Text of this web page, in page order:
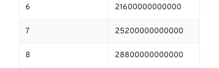
6 21600000000000
7 25200000000000
8 28800000000000